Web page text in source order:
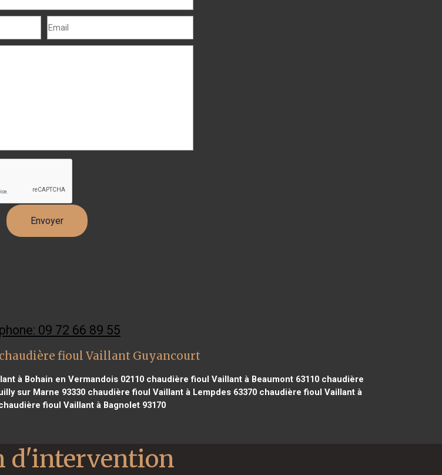
09 72 66 89 55
fioul Vaillant Guyancourt
à Bohain en Vermandois 02110chaudière fioul Vaillant à Beaumont 63110chaudière
sur Marne 93330chaudière fioul Vaillant à Lempdes 63370chaudière fioul Vaillant à
fioul Vaillant à Bagnolet 93170
d'intervention